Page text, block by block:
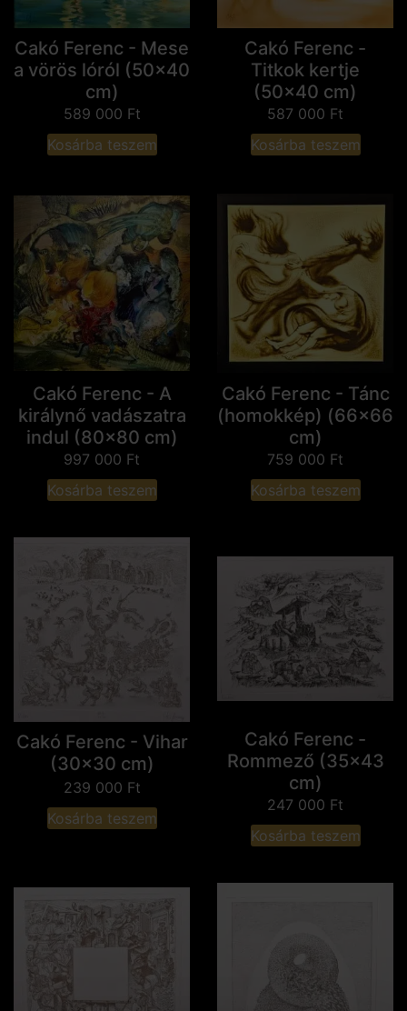
Cakó Ferenc - Mese
a vörös lóról (50x40
cm)
589 000 Ft
Kosárba teszem
Cakó Ferenc -
Titkok kertje
(50x40 cm)
587 000 Ft
Kosárba teszem
Cakó Ferenc - A
királynő vadászatra
indul (80x80 cm)
997 000 Ft
Kosárba teszem
Cakó Ferenc - Tánc
(homokkép) (66x66
cm)
759 000 Ft
Kosárba teszem
Cakó Ferenc - Vihar
(30x30 cm)
239 000 Ft
Kosárba teszem
Cakó Ferenc -
Rommező (35x43
cm)
247 000 Ft
Kosárba teszem